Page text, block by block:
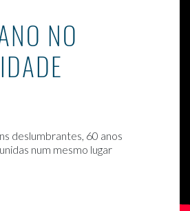
NO
deslumbrantes, 60 anos
num mesmo lugar